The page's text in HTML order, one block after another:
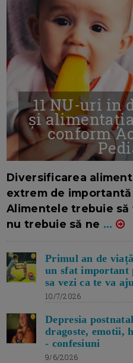
11 NU-uri in
și
conform
Diversificarea
extrem de
Alimentele trebuie
nu trebuie să ne ...
Primul an de
un sfat important
sa vezi ca te va
10/7/2026
Depresia
dragoste, emotii,
- confesiuni
9/6/2026